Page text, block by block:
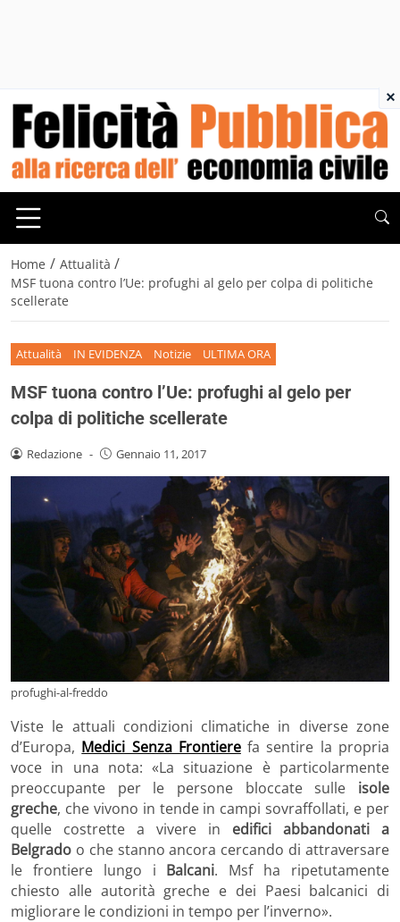
Home / Attualità /
MSF tuona contro l’Ue: profughi al gelo per colpa di politiche
scellerate
Attualità IN EVIDENZA Notizie ULTIMA ORA
MSF tuona contro l’Ue: profughi al gelo per
colpa di politiche scellerate
Redazione - Gennaio 11, 2017
profughi-al-freddo
Viste le attuali condizioni climatiche in diverse zone
d’Europa, Medici Senza Frontierefa sentire la propria
voce in una nota: «La situazione è particolarmente
preoccupante per le persone bloccate sulle isole
greche, che vivono in tende in campi sovraffollati, e per
quelle costrette a vivere in edifici abbandonati a
Belgrado o che stanno ancora cercando di attraversare
le frontiere lungo i Balcani. Msf ha ripetutamente
chiesto alle autorità greche e dei Paesi balcanici di
migliorare le condizioni in tempo per l’inverno».
×